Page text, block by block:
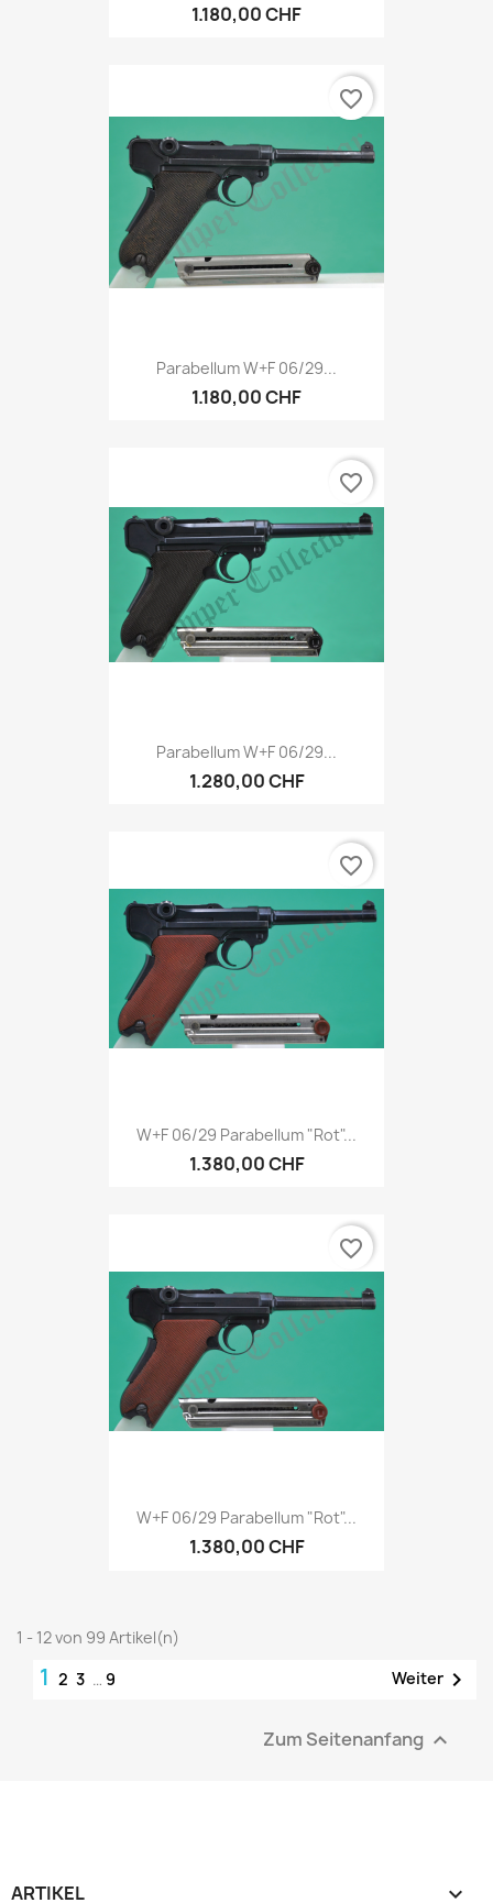
1.180,00 CHF
Parabellum W+F 06/29...
1.180,00 CHF
favorite_border
Parabellum W+F 06/29...
1.280,00 CHF
favorite_border
W+F 06/29 Parabellum "Rot"...
1.380,00 CHF
favorite_border
W+F 06/29 Parabellum "Rot"...
1.380,00 CHF
favorite_border
1 - 12 von 99 Artikel(n)
1 2 3 … 9 Weiter 
Zum Seitenanfang 
ARTIKEL 